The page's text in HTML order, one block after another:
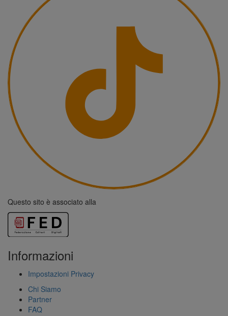
Questo sito è associato alla
Informazioni
Impostazioni Privacy
Chi Siamo
Partner
FAQ